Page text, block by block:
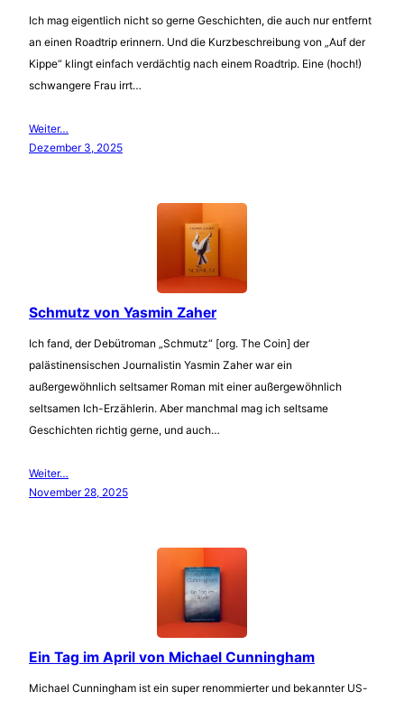
Ich mag eigentlich nicht so gerne Geschichten, die auch nur entfernt
an einen Roadtrip erinnern. Und die Kurzbeschreibung von „Auf der
Kippe“ klingt einfach verdächtig nach einem Roadtrip. Eine (hoch!)
schwangere Frau irrt…
Weiter…
Dezember 3, 2025
Schmutz von Yasmin Zaher
Ich fand, der Debütroman „Schmutz“ [org. The Coin] der
palästinensischen Journalistin Yasmin Zaher war ein
außergewöhnlich seltsamer Roman mit einer außergewöhnlich
seltsamen Ich-Erzählerin. Aber manchmal mag ich seltsame
Geschichten richtig gerne, und auch…
Weiter…
November 28, 2025
Ein Tag im April von Michael Cunningham
Michael Cunningham ist ein super renommierter und bekannter US-